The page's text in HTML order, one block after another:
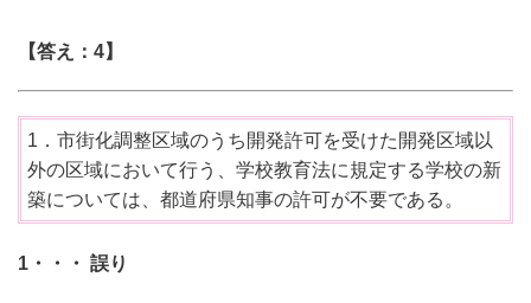
【答え：4】
1．市街化調整区域のうち開発許可を受けた開発区域以
外の区域において行う、学校教育法に規定する学校の新
築については、都道府県知事の許可が不要である。
1・・・ 誤り